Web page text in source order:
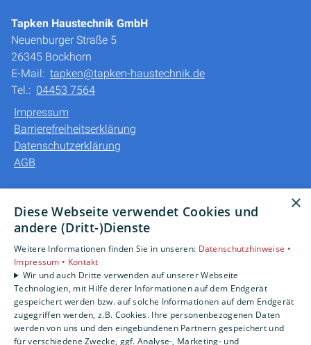
Tapken Haustechnik GmbH
Neuenburger Straße 5
26345 Bockhorn
E-Mail: tapken@tapken-haustechnik.de
Tel.: 04453 7564
Impressum
Barrierefreiheitserklärung
Datenschutzerklärung
AGB
Privatkunden
Gewerbekunden
Karriere
Unternehmen
Kontakt
×
Diese Webseite verwendet Cookies und
andere (Dritt-)Dienste
Weitere Informationen finden Sie in unseren: Datenschutzhinweise •
Impressum • Kontakt
Wir und auch Dritte verwenden auf unserer Webseite
Technologien, mit Hilfe derer Informationen auf dem Endgerät
gespeichert werden bzw. auf solche Informationen auf dem Endgerät
zugegriffen werden, z.B. Cookies. Ihre personenbezogenen Daten
werden von uns und den eingebundenen Partnern gespeichert und
für verschiedene Zwecke, ggf. Analyse-, Marketing- und